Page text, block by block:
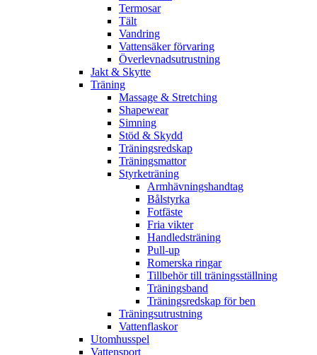
Termosar
Tält
Vandring
Vattensäker förvaring
Överlevnadsutrustning
Jakt & Skytte
Träning
Massage & Stretching
Shapewear
Simning
Stöd & Skydd
Träningsredskap
Träningsmattor
Styrketräning
Armhävningshandtag
Bålstyrka
Fotfäste
Fria vikter
Handledsträning
Pull-up
Romerska ringar
Tillbehör till träningsställning
Träningsband
Träningsredskap för ben
Träningsutrustning
Vattenflaskor
Utomhusspel
Vattensport